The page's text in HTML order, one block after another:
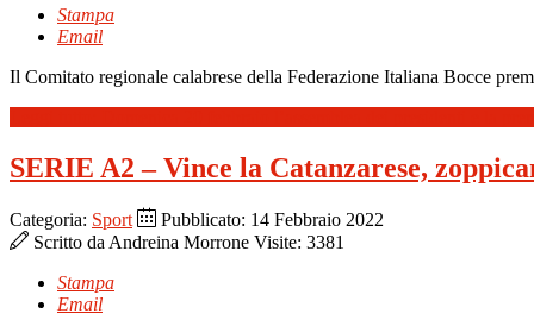
Stampa
Email
Il Comitato regionale calabrese della Federazione Italiana Bocce
SERIE A2 – Vince la Catanzarese,
Categoria: Sport
Pubblicato: 14 Febbraio 2022
Scritto da Andreina Morrone Visite: 3381
Stampa
Email